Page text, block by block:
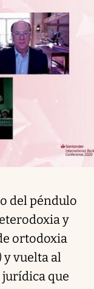
del péndulo
y
ortodoxia
y vuelta al
que